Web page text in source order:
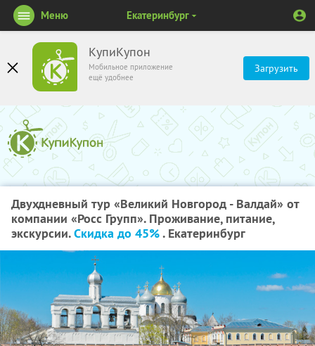
КупиКупон
Мобильное приложение
ещё удобнее
Загрузить
Меню Екатеринбург
Двухдневный тур «Великий Новгород - Валдай» от
компании «Росс Групп». Проживание, питание,
экскурсии.Скидка до 45%. Екатеринбург